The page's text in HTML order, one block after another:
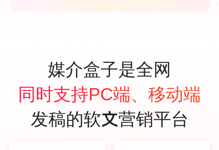
媒介盒子是全网
同时支持PC端、移动端
发稿的软文营销平台